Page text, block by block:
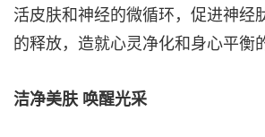
活皮肤和神经的微循环，促进神经
的释放，造就心灵净化和身心平衡
洁净美肤 唤醒光采